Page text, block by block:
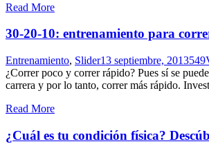
Read More
30-20-10: entrenamiento para
Entrenamiento, Slider13 septiembre, 2013549
¿Correr poco y correr rápido? Pues sí se
carrera y por lo tanto, correr más rápido.
Read More
¿Cuál es tu condición física?